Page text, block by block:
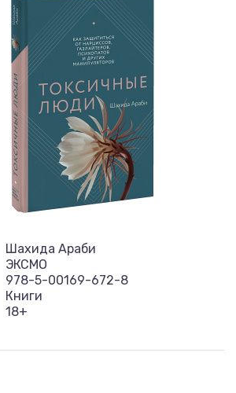
Шахида Араби
ЭКСМО
978-5-00169-672-8
Книги
18+